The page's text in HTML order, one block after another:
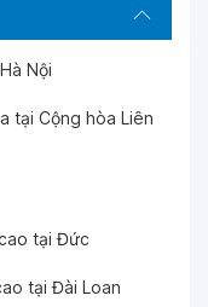
Nội
tại Cộng hòa Liên
tại Đức
tại Đài Loan